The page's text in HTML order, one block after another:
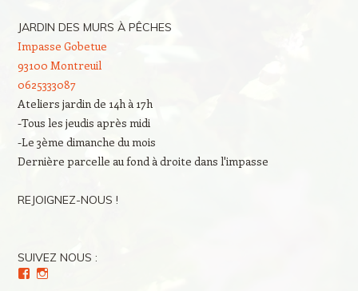
JARDIN DES MURS À PÊCHES
Impasse Gobetue
93100 Montreuil
0625333087
Ateliers jardin de 14h à 17h
-Tous les jeudis après midi
-Le 3ème dimanche du mois
Dernière parcelle au fond à droite dans l'impasse
REJOIGNEZ-NOUS !
SUIVEZ NOUS :
VoirVoir